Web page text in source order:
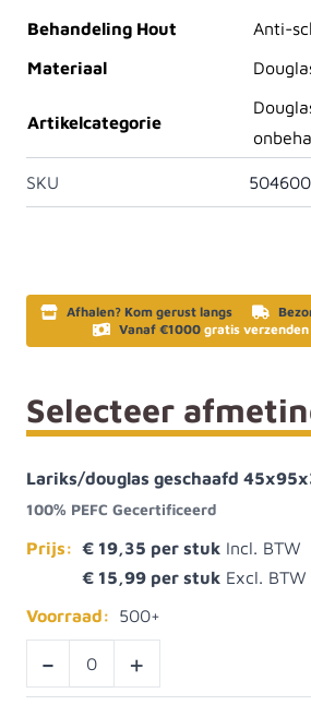
Behandeling Hout
Anti-
Materiaal
Artikelcategorie
SKU 504600
Afhalen? Kom gerust langs
Vanaf €1000 gratis verzenden
Selecteer
Lariks/douglas geschaafd
100% PEFC Gecertificeerd
Prijs: € 19,35
€ 15,99
Voorraad:
500+
- +